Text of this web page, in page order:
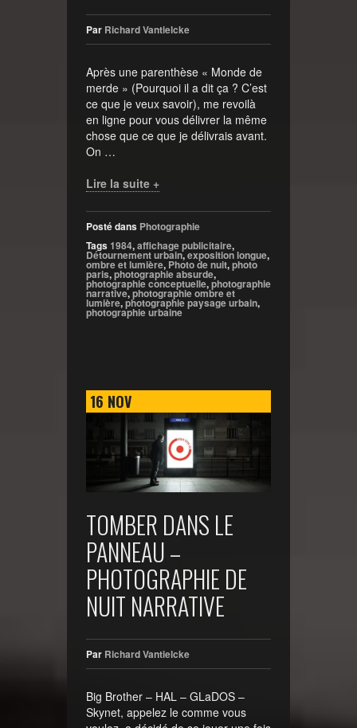
Par Richard Vantielcke
Après une parenthèse « Monde de
merde » (Pourquoi il a dit ça ? C’est
ce que je veux savoir), me revoilà
en ligne pour vous délivrer la même
chose que ce que je délivrais avant.
On …
Lire la suite +
Posté dans Photographie
Tags1984,affichage publicitaire,
Détournement urbain,exposition longue,
ombre et lumière, Photo de nuit,photo
paris,photographie absurde,
photographie conceptuelle,photographie
narrative,photographie ombre et
lumière,photographie paysage urbain,
photographie urbaine
16 NOV
TOMBER DANS LE
PANNEAU –
PHOTOGRAPHIE DE
NUIT NARRATIVE
Par Richard Vantielcke
Big Brother – HAL – GLaDOS –
Skynet, appelez le comme vous